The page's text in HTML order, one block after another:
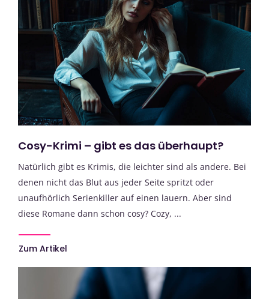
Cosy-Krimi – gibt es das überhaupt?
Natürlich gibt es Krimis, die leichter sind als andere. Bei
denen nicht das Blut aus jeder Seite spritzt oder
unaufhörlich Serienkiller auf einen lauern. Aber sind
diese Romane dann schon cosy? Cozy, ...
Zum Artikel